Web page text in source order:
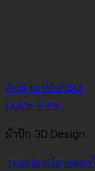
Add to Wishlist
Quick View
ผ้าปัก 3D Design
วอลเปเปอร์ลายดอ